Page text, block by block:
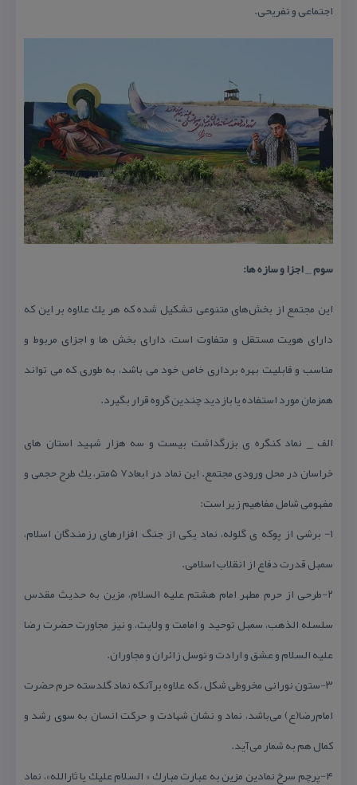
اجتماعی و تفریحی.
سوم _ اجزا و سازه ها:
این مجتمع از بخش‌‌های متنوعی تشكیل شده كه هر یك علاوه بر این كه
دارای هویت مستقل و متفاوت است، دارای بخش ها و اجزای مربوط و
مناسب و قابلیت بهره برداری خاص خود می باشد، به طوری كه می تواند
همزمان مورد استفاده یا بازدید چندین گروه قرار بگیرد.
الف _ نماد كنگره ی بزرگداشت بیست و سه هزار شهید استان های
خراسان در محل ورودی مجتمع. این نماد در ابعاد۷ ۵متر، یك طرح حجمی و
مفهومی شامل مفاهیم زیر است:
۱- برشی از پوكه ی گلوله، نماد یكی از جنگ افزارهای رزمندگان اسلام،
سمبل قدرت دفاع از انقلاب اسلامی.
۲-طرحی از حرم مطهر امام هشتم علیه السلام، مزین به حدیث مقدس
سلسله الذهب، سمبل توحید و امامت و ولایت، و نیز مجاورت حضرت رضا
علیه السلام و عشق و ارادت و توسل زائران و مجاوران.
۳-ستون نورانی مخروطی شكل ، كه علاوه برآنكه نماد گلدسته حرم حضرت
امام‌رضا(ع) می‌باشد، نماد و نشان شهادت و حركت انسان به سوی رشد و
كمال هم به شمار می‌آید.
۴-پرچم سرخ نمادین مزین به عبارت مبارك « السلام علیك یا ثارالله»، نماد